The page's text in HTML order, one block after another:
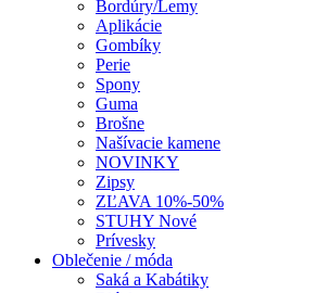
Bordúry/Lemy
Aplikácie
Gombíky
Perie
Spony
Guma
Brošne
Našívacie kamene
NOVINKY
Zipsy
ZĽAVA 10%-50%
STUHY Nové
Prívesky
Oblečenie / móda
Saká a Kabátiky